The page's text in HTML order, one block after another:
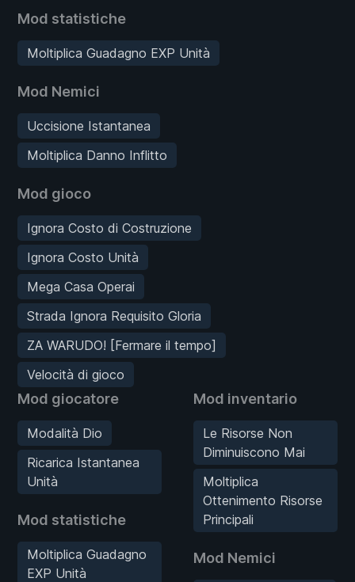
Mod statistiche
Moltiplica Guadagno EXP Unità
Mod Nemici
Uccisione Istantanea
Moltiplica Danno Inflitto
Mod gioco
Ignora Costo di Costruzione
Ignora Costo Unità
Mega Casa Operai
Strada Ignora Requisito Gloria
ZA WARUDO! [Fermare il tempo]
Velocità di gioco
Mod giocatore
Modalità Dio
Ricarica Istantanea
Unità
Mod statistiche
Moltiplica Guadagno
EXP Unità
Mod inventario
Le Risorse Non
Diminuiscono Mai
Moltiplica
Ottenimento Risorse
Principali
Mod Nemici